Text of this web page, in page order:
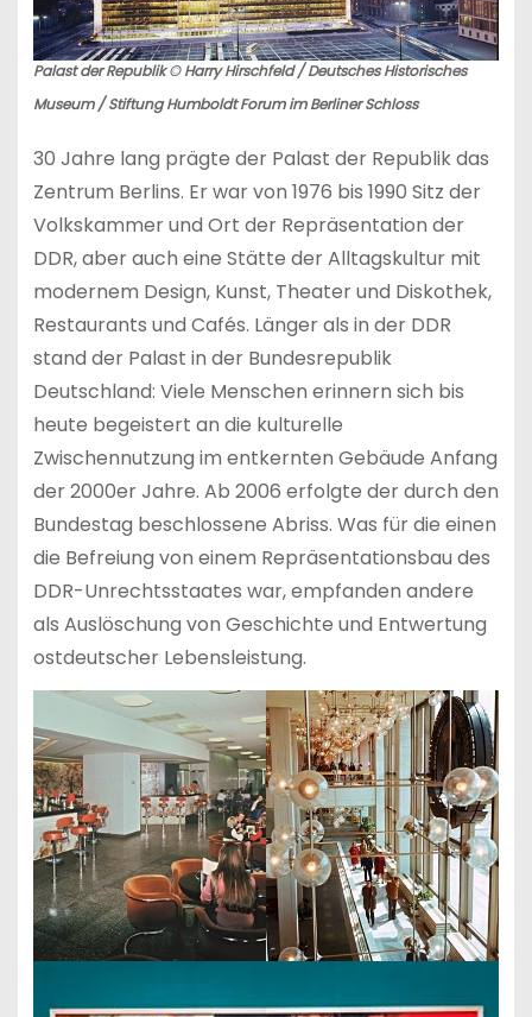
Palast der Republik © Harry Hirschfeld / Deutsches Historisches
Museum / Stiftung Humboldt Forum im Berliner Schloss
30 Jahre lang prägte der Palast der Republik das
Zentrum Berlins. Er war von 1976 bis 1990 Sitz der
Volkskammer und Ort der Repräsentation der
DDR, aber auch eine Stätte der Alltagskultur mit
modernem Design, Kunst, Theater und Diskothek,
Restaurants und Cafés. Länger als in der DDR
stand der Palast in der Bundesrepublik
Deutschland: Viele Menschen erinnern sich bis
heute begeistert an die kulturelle
Zwischennutzung im entkernten Gebäude Anfang
der 2000er Jahre. Ab 2006 erfolgte der durch den
Bundestag beschlossene Abriss. Was für die einen
die Befreiung von einem Repräsentationsbau des
DDR-Unrechtsstaates war, empfanden andere
als Auslöschung von Geschichte und Entwertung
ostdeutscher Lebensleistung.